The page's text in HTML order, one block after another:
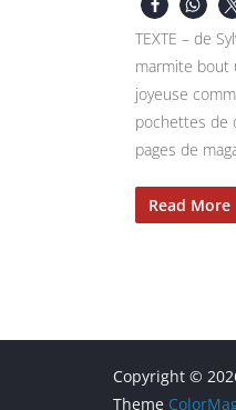
TEXTE – de
marmite bout
joyeuse
pochettes de
pages de
Read More
Copyright ©
Theme